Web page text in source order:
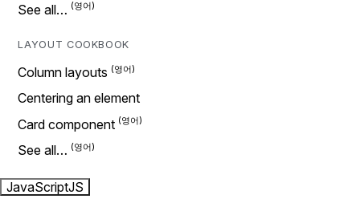
See all…
LAYOUT COOKBOOK
Column layouts
Centering an element
Card component
See all…
JavaScriptJS